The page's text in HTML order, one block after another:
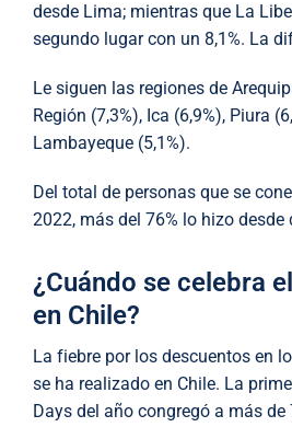
desde Lima; mientras que La
segundo lugar con un 8,1%. La
Le siguen las regiones de
Región (7,3%), Ica (6,9%), Piura
Lambayeque (5,1%).
Del total de personas que se
2022, más del 76% lo hizo
¿Cuándo se celebra
en Chile?
La fiebre por los descuentos en
se ha realizado en Chile. La
Days del año congregó a más